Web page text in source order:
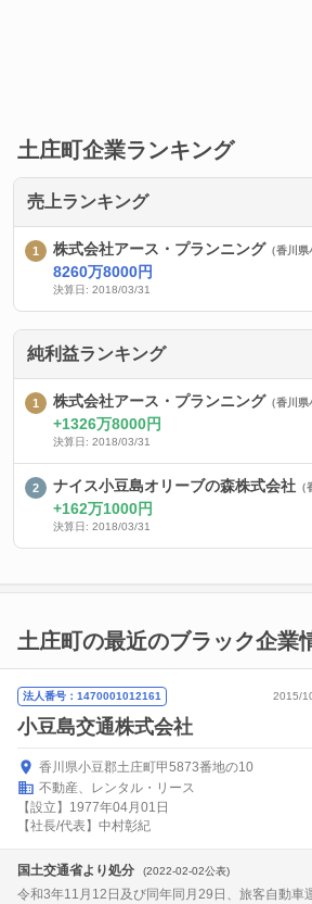
土庄町企業ランキング
売上ランキング
株式会社アース・プランニング （香川
8260万8000円
決算日: 2018/03/31
純利益ランキング
株式会社アース・プランニング （香川
1326万8000円
決算日: 2018/03/31
ナイス小豆島オリーブの森株式会社
162万1000円
決算日: 2018/03/31
土庄町の最近のブラック企業
法人番号：1470001012161 2015/
小豆島交通株式会社
香川県小豆郡土庄町甲5873番地の10
不動産、レンタル・リース
【設立】1977年04月01日
【社長/代表】中村彰紀
国土交通省より処分 (2022-02-02公表)
令和3年11月12日及び同年同月29日、旅客自動車